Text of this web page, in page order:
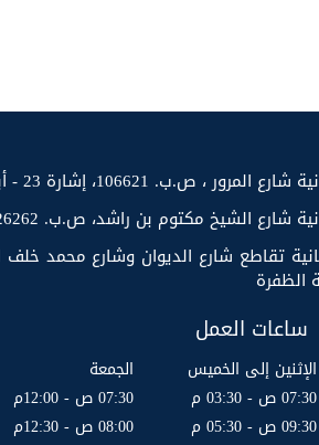
ص.ب. 106621، إشارة 23 - أبوظبي
الشيخ مكتوم بن راشد، ص.ب. 26262 - عجمان
تقاطع شارع الديوان وشارع محمد خلف
ساعات العمل
الإثنين إلى الخميس
07:30 ص - 03:30 م
09:30 ص - 05:30 م
الجمعة
07:30 ص - 12:00م
08:00 ص - 12:30م